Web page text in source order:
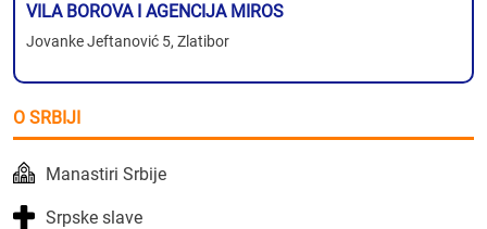
VILA BOROVA I AGENCIJA MIROS
Jovanke Jeftanović 5, Zlatibor
O SRBIJI
Manastiri Srbije
Srpske slave